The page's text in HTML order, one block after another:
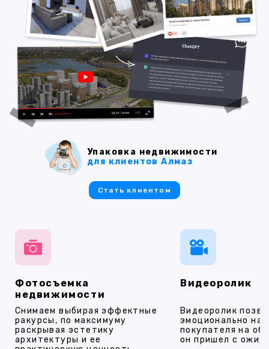
Фотосъемка
недвижимости
Снимаем выбирая эффектные
ракурсы, по максимуму
раскрывая эстетику
архитектуры и ее
Видеоролик
Видеоролик
эмоционально
покупателя на
он пришел с
Упаковка недвижимости
для клиентов Алмаз
Стать клиентом